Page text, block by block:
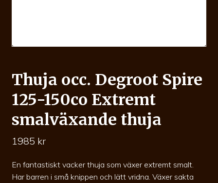
Thuja occ. Degroot Spire
125-150co Extremt
smalväxande thuja
1985 kr
En fantastiskt vacker thuja som växer extremt smalt.
Har barren i små knippen och lätt vridna. Växer sakta